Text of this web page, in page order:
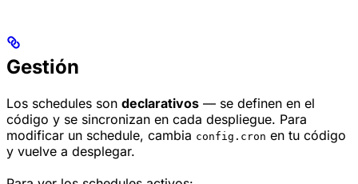
Gestión
Los schedules son declarativos — se definen en el
código y se sincronizan en cada despliegue. Para
modificar un schedule, cambia config.cron en tu código
y vuelve a desplegar.